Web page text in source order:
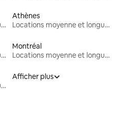
Locations moyenne et longue durée
Athènes
Locations moyenne et longue durée
Locations moyenne et longue durée
Montréal
Locations moyenne et longue durée
Locations moyenne et longue durée
Afficher plus